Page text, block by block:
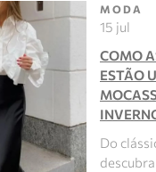
MODA
15 jul
COMO
ESTÃO
Do